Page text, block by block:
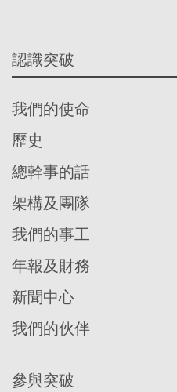
認識突破
我們的使命
歷史
總幹事的話
架構及團隊
我們的事工
年報及財務
新聞中心
我們的伙伴
參與突破